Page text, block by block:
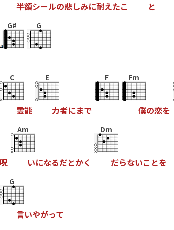
半額シールの悲しみに耐えたこ と
G# G
C
霊能
E
力者にまで
F Fm
僕の恋を
呪
Am
いになるだとかく
Dm
だらないこ とを
G
言いやがって